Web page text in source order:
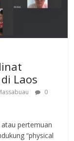
Laos
0
pertemuan
“physical